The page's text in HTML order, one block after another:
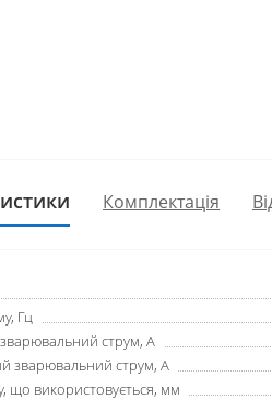
Комплектація
Гц
струм, А
зварювальний струм, А
що використовується, мм